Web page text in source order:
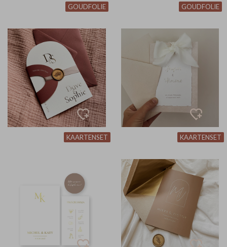
GOUDFOLIE GOUDFOLIE
KAARTENSET KAARTENSET